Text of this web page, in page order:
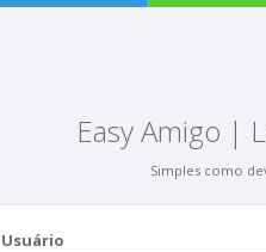
Easy Amigo |
Simples como
Usuário